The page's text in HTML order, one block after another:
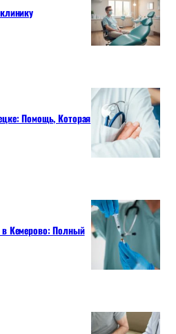
Помощь, Которая
в Кемерово: Полный